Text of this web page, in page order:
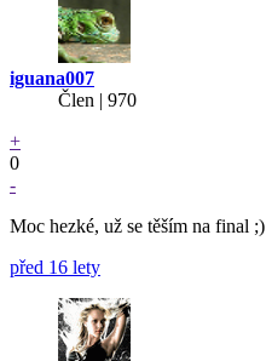
iguana007
Člen | 970
+
0
-
Moc hezké, už se těším na final ;)
před 16 lety